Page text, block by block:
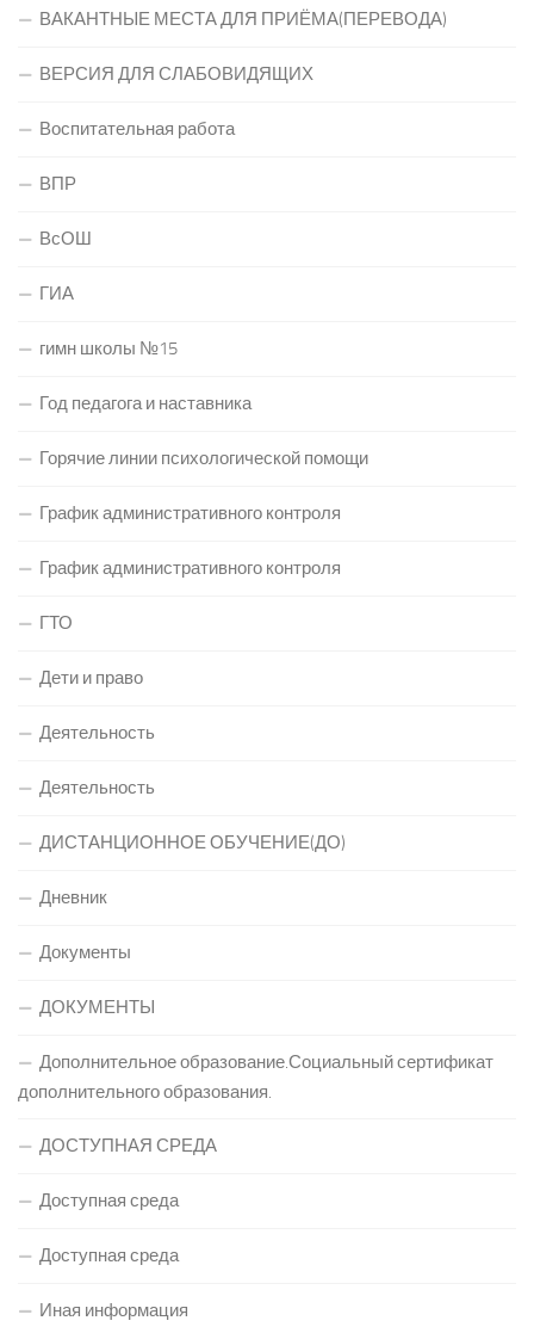
ВАКАНТНЫЕ МЕСТА ДЛЯ ПРИЁМА(ПЕРЕВОДА)
ВЕРСИЯ ДЛЯ СЛАБОВИДЯЩИХ
Воспитательная работа
ВПР
ВсОШ
ГИА
гимн школы №15
Год педагога и наставника
Горячие линии психологической помощи
График административного контроля
График административного контроля
ГТО
Дети и право
Деятельность
Деятельность
ДИСТАНЦИОННОЕ ОБУЧЕНИЕ(ДО)
Дневник
Документы
ДОКУМЕНТЫ
Дополнительное образование.Социальный сертификат
дополнительного образования.
ДОСТУПНАЯ СРЕДА
Доступная среда
Доступная среда
Иная информация